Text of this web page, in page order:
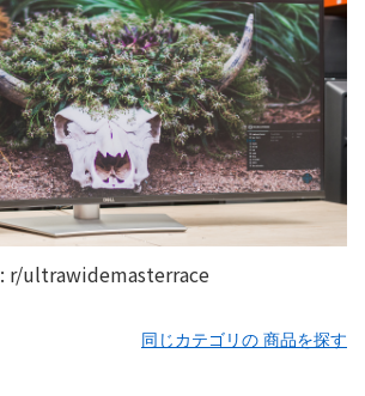
同じカテゴリの 商品を探す